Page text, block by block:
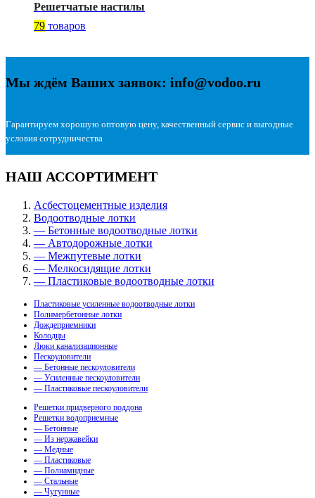
Решетчатые настилы
79 товаров
Мы ждём Ваших заявок: info@vodoo.ru
Гарантируем хорошую оптовую цену, качественный сервис и выгодные
условия сотрудничества
НАШ АССОРТИМЕНТ
Асбестоцементные изделия
Водоотводные лотки
— Бетонные водоотводные лотки
— Автодорожные лотки
— Межпутевые лотки
— Мелкосидящие лотки
— Пластиковые водоотводные лотки
Пластиковые усиленные водоотводные лотки
Полимербетонные лотки
Дождеприемники
Колодцы
Люки канализационные
Пескоуловители
— Бетонные пескоуловители
— Усиленные пескоуловители
— Пластиковые пескоуловители
Решетки придверного поддона
Решетки водоприемные
— Бетонные
— Из нержавейки
— Медные
— Пластиковые
— Полиамидные
— Стальные
— Чугунные